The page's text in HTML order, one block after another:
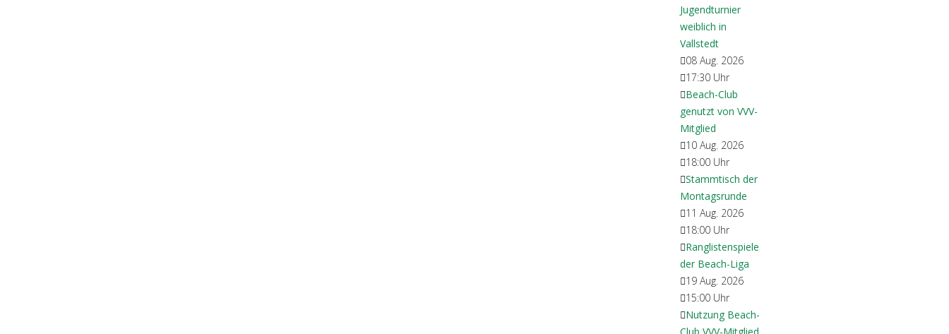
Jugendturnier
weiblich in
Vallstedt
08 Aug. 2026
17:30 Uhr
Beach-Club
genutzt von VVV-
Mitglied
10 Aug. 2026
18:00 Uhr
Stammtisch der
Montagsrunde
11 Aug. 2026
18:00 Uhr
Ranglistenspiele
der Beach-Liga
19 Aug. 2026
15:00 Uhr
Nutzung Beach-